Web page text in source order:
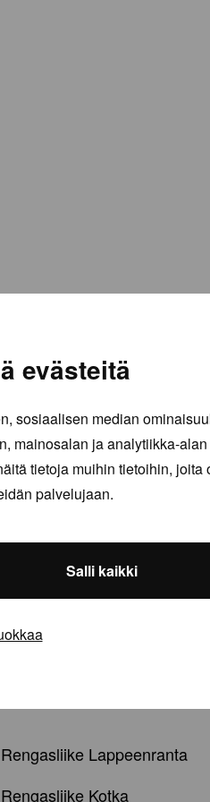
evästeitä
sosiaalisen median
mainosalan ja analytiikka-
tietoja muihin tietoihin, joita
palvelujaan.
Salli kaikki
Rengasliike Lappeenranta
Rengasliike Kotka